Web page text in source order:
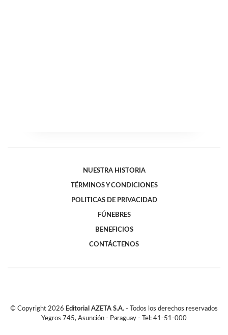
NUESTRA HISTORIA
TÉRMINOS Y CONDICIONES
POLITICAS DE PRIVACIDAD
FÚNEBRES
BENEFICIOS
CONTÁCTENOS
© Copyright 2026 Editorial AZETA S.A. - Todos los derechos reservados
Yegros 745, Asunción - Paraguay - Tel: 41-51-000